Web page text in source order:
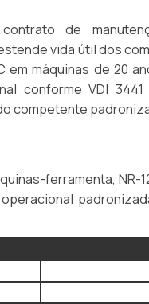
de
vida útil dos
máquinas de 20
conforme VDI
competente
ferramenta, NR-